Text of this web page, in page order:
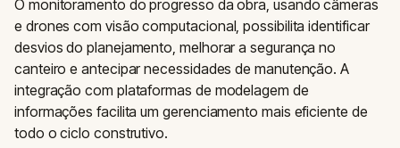
O monitoramento do progresso da obra, usando câmeras
e drones com visão computacional, possibilita identificar
desvios do planejamento, melhorar a segurança no
canteiro e antecipar necessidades de manutenção. A
integração com plataformas de modelagem de
informações facilita um gerenciamento mais eficiente de
todo o ciclo construtivo.